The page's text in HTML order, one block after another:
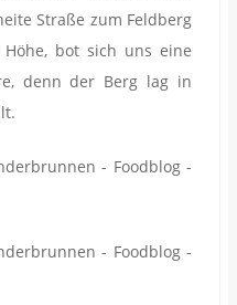
Straße zum Feldberg
bot sich uns eine
denn der Berg lag in